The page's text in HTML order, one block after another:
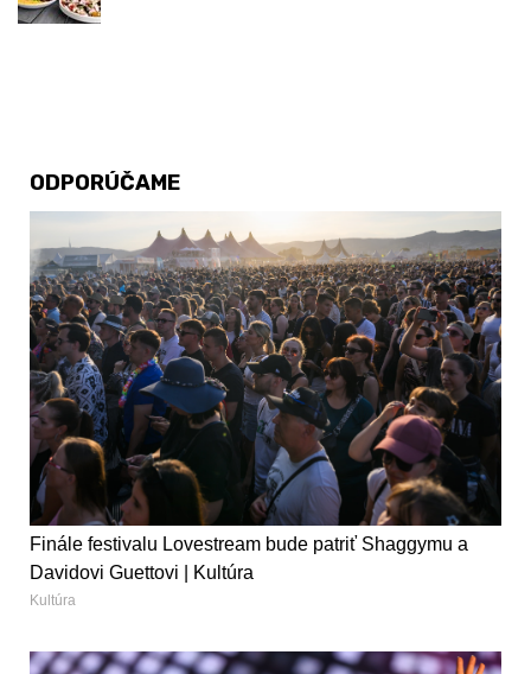
ODPORÚČAME
Finále festivalu Lovestream bude patriť Shaggymu a
Davidovi Guettovi | Kultúra
Kultúra